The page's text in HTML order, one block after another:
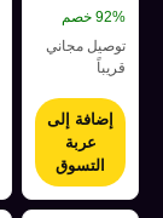
92% خصم
توصيل مجاني
قريباً
إضافة إلى
عربة
التسوق